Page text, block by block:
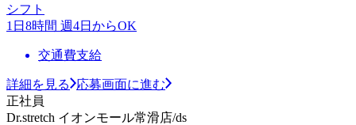
シフト
1日8時間 週4日からOK
交通費支給
詳細を見る
応募画面に進む
正社員
Dr.stretch イオンモール常滑店/ds